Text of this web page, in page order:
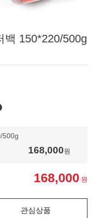
백 150*220/500g
500g
168,000원
168,000 원
관심상품